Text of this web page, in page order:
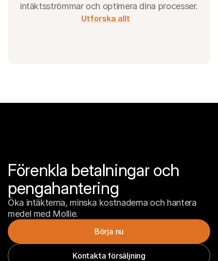
intäktsströmmar och optimera dina processer.
Utforska allt
Förenkla betalningar och
pengahantering
Öka intäkterna, minska kostnaderna och hantera
medel med Mollie.
Börja nu
Kontakta försäljning